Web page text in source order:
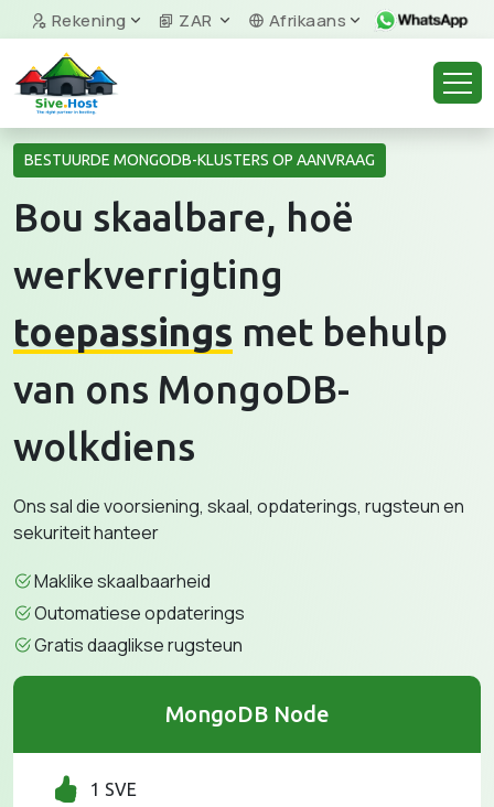
Rekening ZAR Afrikaans
BESTUURDE MONGODB-KLUSTERS OP AANVRAAG
Bou skaalbare, hoë
werkverrigting
toepassings met behulp
van ons MongoDB-
wolkdiens
Ons sal die voorsiening, skaal, opdaterings, rugsteun en
sekuriteit hanteer
Maklike skaalbaarheid
Outomatiese opdaterings
Gratis daaglikse rugsteun
MongoDB Node
1 SVE